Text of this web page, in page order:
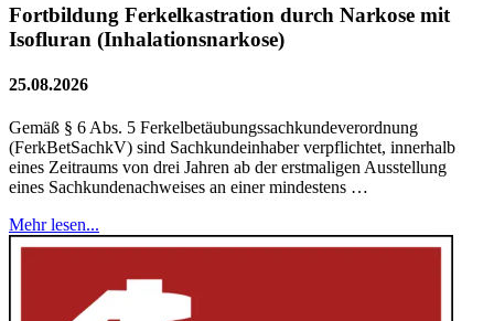
Fortbildung Ferkelkastration durch Narkose mit
Isofluran (Inhalationsnarkose)
25.08.2026
Gemäß § 6 Abs. 5 Ferkelbetäubungssachkundeverordnung
(FerkBetSachkV) sind Sachkundeinhaber verpflichtet, innerhalb
eines Zeitraums von drei Jahren ab der erstmaligen Ausstellung
eines Sachkundenachweises an einer mindestens …
Mehr lesen...